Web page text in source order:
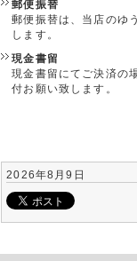
郵便振替
郵便振替は、当店のゆ
します。
現金書留
現金書留にてご決済の
付お願い致します。
2026年8月9日